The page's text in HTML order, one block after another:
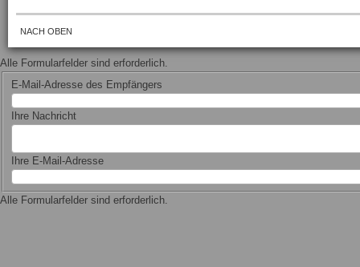
NACH OBEN
Alle Formularfelder sind erforderlich.
E-Mail-Adresse des Empfängers
Ihre Nachricht
Ihre E-Mail-Adresse
Alle Formularfelder sind erforderlich.